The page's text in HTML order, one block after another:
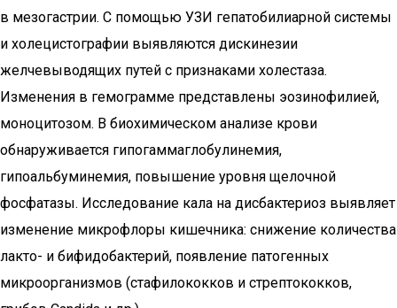
в мезогастрии. С помощью УЗИ гепатобилиарной системы
и холецистографии выявляются дискинезии
желчевыводящих путей с признаками холестаза.
Изменения в гемограмме представлены эозинофилией,
моноцитозом. В биохимическом анализе крови
обнаруживается гипогаммаглобулинемия,
гипоальбуминемия, повышение уровня щелочной
фосфатазы. Исследование кала на дисбактериоз выявляет
изменение микрофлоры кишечника: снижение количества
лакто- и бифидобактерий, появление патогенных
микроорганизмов (стафилококков и стрептококков,